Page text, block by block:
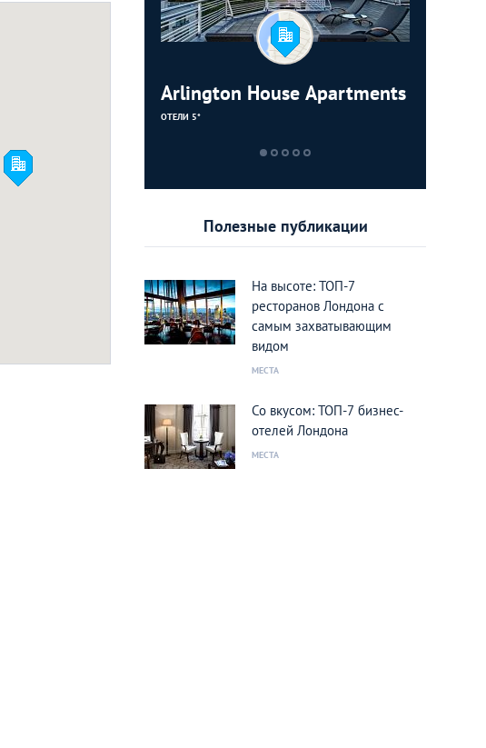
Arlington House Apartments
ОТЕЛИ 5*
Полезные публикации
На высоте: ТОП-7
ресторанов Лондона с
самым захватывающим
видом
МЕСТА
Со вкусом: ТОП-7 бизнес-
отелей Лондона
МЕСТА